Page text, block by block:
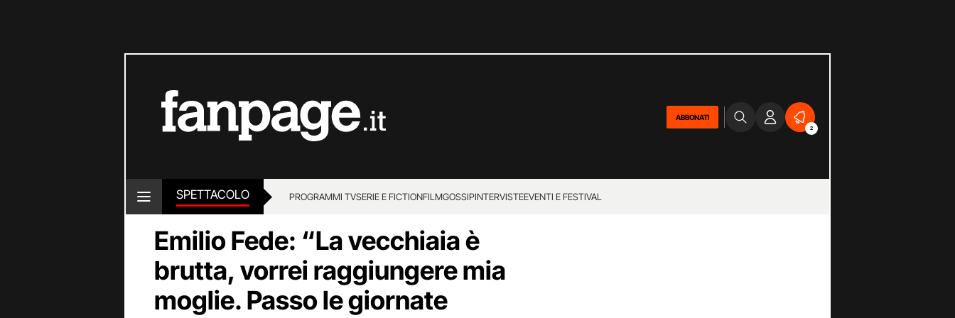
ABBONATI
2
SPETTACOLO PROGRAMMI TVSERIE E FICTIONFILMGOSSIPINTERVISTEEVENTI E FESTIVAL
Emilio Fede: “La vecchiaia è
brutta, vorrei raggiungere mia
moglie. Passo le giornate